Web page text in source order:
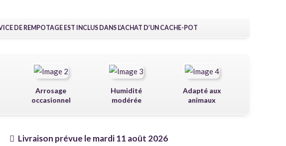
DE REMPOTAGE EST INCLUS DANS L’ACHAT D’UN CACHE-POT
Arrosage
occasionnel
Humidité
modérée
Adapté aux
animaux
Livraison prévue le mardi 11 août 2026